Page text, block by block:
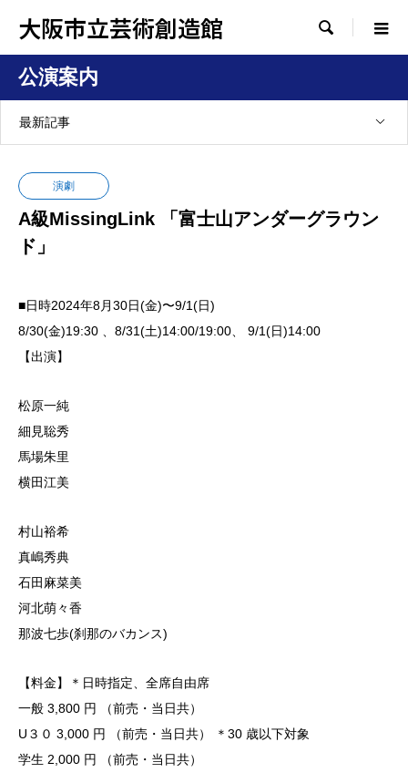
大阪市立芸術創造館 
公演案内
最新記事
演劇
A級MissingLink 「富士山アンダーグラウン
ド」
■日時2024年8月30日(金)〜9/1(日)
8/30(金)19:30 、8/31(土)14:00/19:00、 9/1(日)14:00
【出演】
松原一純
細見聡秀
馬場朱里
横田江美
村山裕希
真嶋秀典
石田麻菜美
河北萌々香
那波七歩(刹那のバカンス)
【料金】＊日時指定、全席自由席
一般 3,800 円 （前売・当日共）
U３０ 3,000 円 （前売・当日共） ＊30 歳以下対象
学生 2,000 円 （前売・当日共）